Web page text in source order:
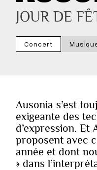
JOUR DE
Concert
Ausonia s’est
exigeante des
d’expression. Et
proposent avec
année et dont
» dans